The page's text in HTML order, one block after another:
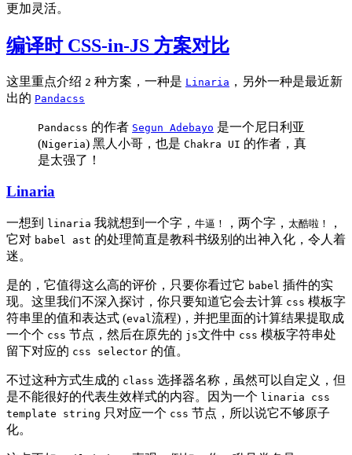
更加灵活。
编译时 CSS-in-JS 方案对比
这里重点介绍 2 种方案，一种是 Linaria ，另外一种是最近新
出的 Pandacss
Pandacss 的作者 Segun Adebayo 是一个尼日利亚
(Nigeria) 黑人小哥，也是 Chakra UI 的作者，真
是太强了！
Linaria
一想到 linaria 我就想到一个字， 牛逼！ ，两个字， 太酷啦！
，
它对 babel ast 的处理简直是教科书级别的出神入化，令人着
迷。
是的，它值得这么高的评价，只要你看过它 babel 插件的实
现。这里我们不深入探讨，你只要知道它会去计算 css 模板字
符串里的值和表达式 (eval 流程)，并把里面的计算结果提取成
一个个 css 节点，然后在原先的 js文件中 css 模板字符串处
留下对应的 css selector 的值。
不过这种方式生成的 class 选择器名称，虽然可以自定义，但
是不能很好的代表生效样式的内容。因为一个 linaria css
template string 只对应一个 css 节点，所以说它不够原子
化。